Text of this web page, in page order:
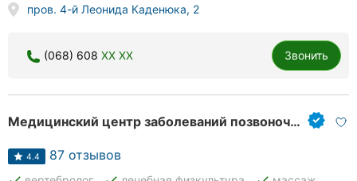
пров. 4-й Леонида Каденюка, 2
(068) 608 XX XX Звонить
Медицинский центр заболеваний позвоночника доктора Коваленко
4.4 87 отзывов